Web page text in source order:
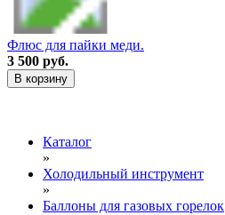
Флюс для пайки меди.
3 500 руб.
В корзину
Каталог
»
Холодильный инструмент
»
Баллоны для газовых горелок